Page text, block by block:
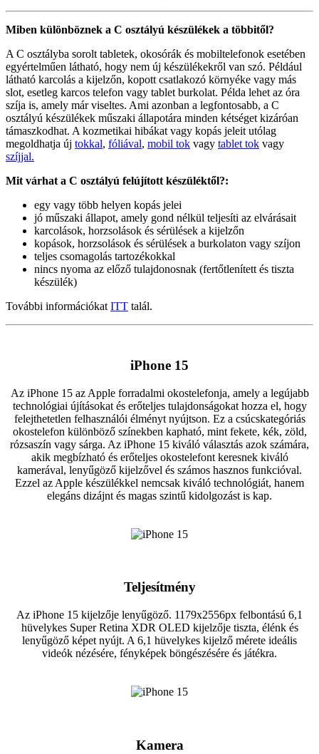
Miben különböznek a C osztályú készülékek a többitől?
A C osztályba sorolt tabletek, okosórák és mobiltelefonok esetében
egyértelműen látható, hogy nem új készülékekről van szó. Például
látható karcolás a kijelzőn, kopott csatlakozó környéke vagy más
slot, esetleg karcos telefon vagy tablet burkolat. Példa lehet az óra
szíja is, amely már viseltes. Ami azonban a legfontosabb, a C
osztályú készülékek műszaki állapotára minden kétséget kizáróan
támaszkodhat. A kozmetikai hibákat vagy kopás jeleit utólag
megoldhatja új tokkal, fóliával, mobil tok vagy tablet tok vagy
szíjjal.
Mit várhat a C osztályú felújított készüléktől?:
egy vagy több helyen kopás jelei
jó műszaki állapot, amely gond nélkül teljesíti az elvárásait
karcolások, horzsolások és sérülések a kijelzőn
kopások, horzsolások és sérülések a burkolaton vagy szíjon
teljes csomagolás tartozékokkal
nincs nyoma az előző tulajdonosnak (fertőtlenített és tiszta
készülék)
További információkat ITT talál.
iPhone 15
Az iPhone 15 az Apple forradalmi okostelefonja, amely a legújabb
technológiai újításokat és erőteljes tulajdonságokat hozza el, hogy
felejthetetlen felhasználói élményt nyújtson. Ez a csúcskategóriás
okostelefon különböző színekben kapható, mint fekete, kék, zöld,
rózsaszín vagy sárga. Az iPhone 15 kiváló választás azok számára,
akik megbízható és erőteljes okostelefont keresnek kiváló
kamerával, lenyűgöző kijelzővel és számos hasznos funkcióval.
Ezzel az Apple készülékkel nemcsak kiváló technológiát, hanem
elegáns dizájnt és magas szintű kidolgozást is kap.
Teljesítmény
Az iPhone 15 kijelzője lenyűgöző. 1179x2556px felbontású 6,1
hüvelykes Super Retina XDR OLED kijelzője tiszta, élénk és
lenyűgöző képet nyújt. A 6,1 hüvelykes kijelző mérete ideális
videók nézésére, fényképek böngészésére és játékra.
Kamera